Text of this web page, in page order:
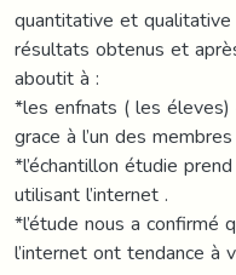
quantitative et
résultats obtenus et
aboutit à :
*les enfnats ( les éleves)
grace à l’un des
*l’échantillon étudie
utilisant l’internet .
*l’étude nous a
l’internet ont tendance à